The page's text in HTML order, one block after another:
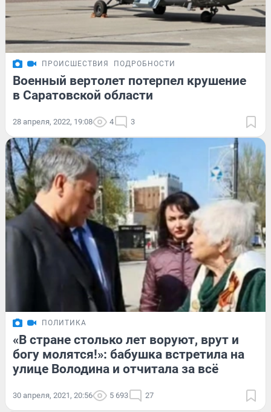
ПРОИСШЕСТВИЯ ПОДРОБНОСТИ
Военный вертолет потерпел крушение
в Саратовской области
28 апреля, 2022, 19:08 4 3
ПОЛИТИКА
«В стране столько лет воруют, врут и
богу молятся!»: бабушка встретила на
улице Володина и отчитала за всё
30 апреля, 2021, 20:56 5 693 27